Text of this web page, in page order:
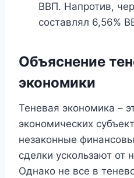
ВВП. Напротив,
составлял 6,56%
Объяснение
экономики
Теневая экономика –
экономических
незаконные
сделки ускользают от
Однако не все в